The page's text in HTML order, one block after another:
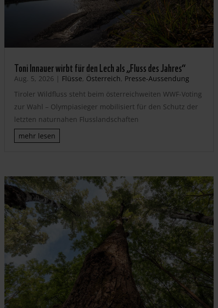
Toni Innauer wirbt für den Lech als „Fluss des Jahres“
Aug. 5, 2026 | Flüsse, Österreich, Presse-Aussendung
Tiroler Wildfluss steht beim österreichweiten WWF-Voting
zur Wahl – Olympiasieger mobilisiert für den Schutz der
letzten naturnahen Flusslandschaften
mehr lesen